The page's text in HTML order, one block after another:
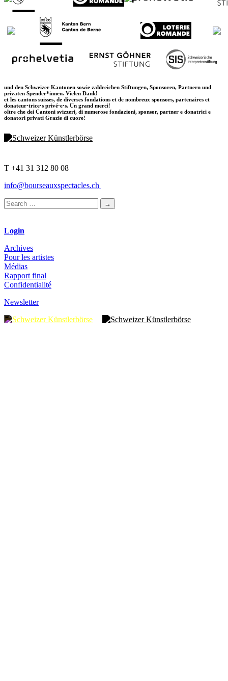
und den Schweizer Kantonen sowie zahlreichen Stiftungen, Sponsoren, Partnern und
privaten Spender*innen. Vielen Dank!
et les cantons suisses, de diverses fondations et de nombreux sponsors, partenaires et
donateur·trice·s privé·e·s. Un grand merci!
oltre che dei Cantoni svizzeri, di numerose fondazioni, sponsor, partner e donatrici e
donatori privati Grazie di cuore!
T +41 31 312 80 08
info@bourseauxspectacles.ch
Login
Archives
Pour les artistes
Médias
Rapport final
Confidentialité
Newsletter